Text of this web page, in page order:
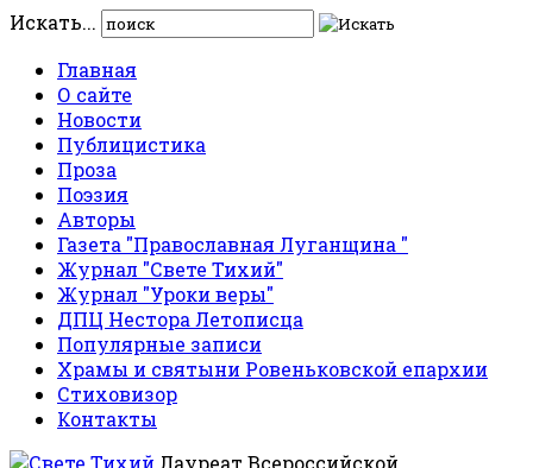
Искать...
Главная
О сайте
Новости
Публицистика
Проза
Поэзия
Авторы
Газета "Православная Луганщина "
Журнал "Свете Тихий"
Журнал "Уроки веры"
ДПЦ Нестора Летописца
Популярные записи
Храмы и святыни Ровеньковской епархии
Стиховизор
Контакты
Лауреат Всероссийской